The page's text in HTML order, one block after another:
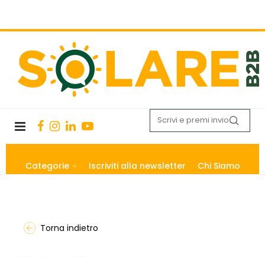
Categorie Iscriviti alla newsletter Chi Siamo
Torna indietro